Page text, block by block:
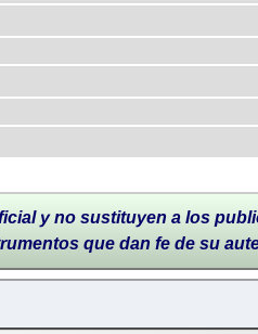
y no sustituyen a los
que dan fe de su